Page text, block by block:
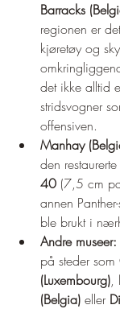
Barracks
regionen er
kjøretøy og
det ikke alltid
stridsvogner
offensiven.
Manhay
den
40 (7,5 cm
annen
ble brukt i
Andre museer:
på steder som
(Luxembourg),
(Belgia) eller